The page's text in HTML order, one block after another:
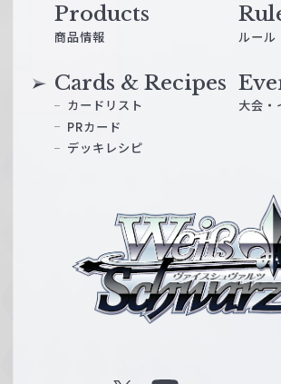
ス
Products
商品情報
Cards & Recipes
カードリスト
PRカード
デッキレシピ
大会・
ルール